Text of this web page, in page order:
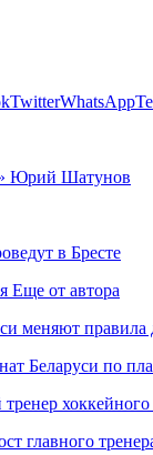
TwitterWhatsApp
Юрий Шатунов
в Бресте
Еще от автора
меняют
Беларуси по
хоккейного
главного